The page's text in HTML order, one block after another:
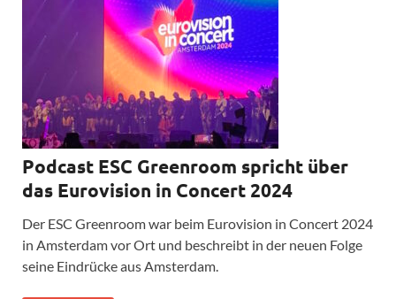
Podcast ESC Greenroom spricht über
das Eurovision in Concert 2024
Der ESC Greenroom war beim Eurovision in Concert 2024
in Amsterdam vor Ort und beschreibt in der neuen Folge
seine Eindrücke aus Amsterdam.